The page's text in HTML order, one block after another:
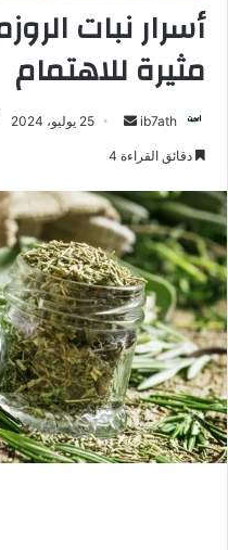
أسرار نبات
مثيرة للاهتمام
ib7ath 25 يوليو، 2024
دقائق القراءة 4